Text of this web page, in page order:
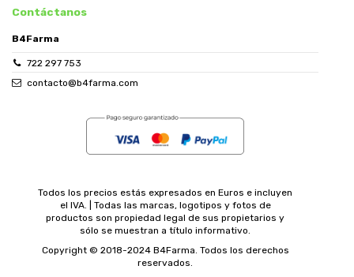
Contáctanos
B4Farma
722 297 753
contacto@b4farma.com
Todos los precios estás expresados en Euros e incluyen
el IVA. | Todas las marcas, logotipos y fotos de
productos son propiedad legal de sus propietarios y
sólo se muestran a título informativo.
Copyright © 2018-2024 B4Farma. Todos los derechos
reservados.